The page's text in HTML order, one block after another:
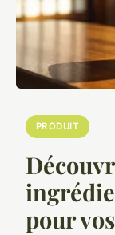
PRODUIT
pour